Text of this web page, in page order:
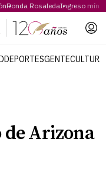
Ronda RosaledaIngreso
DEPORTESGENTECULTURA
Arizona